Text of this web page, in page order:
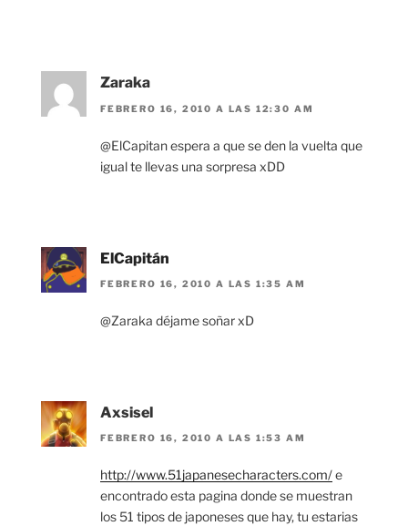
Zaraka
FEBRERO 16, 2010 A LAS 12:30 AM
@ElCapitan espera a que se den la vuelta que
igual te llevas una sorpresa xDD
ElCapitán
FEBRERO 16, 2010 A LAS 1:35 AM
@Zaraka déjame soñar xD
Axsisel
FEBRERO 16, 2010 A LAS 1:53 AM
http://www.51japanesecharacters.com/e
encontrado esta pagina donde se muestran
los 51 tipos de japoneses que hay, tu estarias